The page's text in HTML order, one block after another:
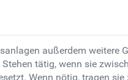
außerdem weitere
tätig, wenn sie
Wenn nötig, tragen